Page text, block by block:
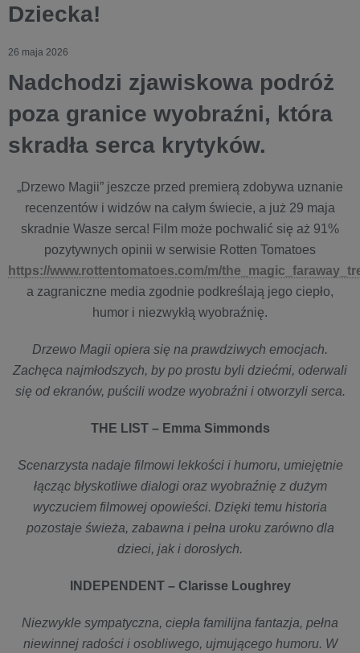
Dziecka!
26 maja 2026
Nadchodzi zjawiskowa podróż
poza granice wyobraźni, która
skradła serca krytyków.
„Drzewo Magii” jeszcze przed premierą zdobywa uznanie
recenzentów i widzów na całym świecie, a już 29 maja
skradnie Wasze serca! Film może pochwalić się aż 91%
pozytywnych opinii w serwisie Rotten Tomatoes
https://www.rottentomatoes.com/m/
a zagraniczne media zgodnie podkreślają jego ciepło,
humor i niezwykłą wyobraźnię.
Drzewo Magii opiera się na prawdziwych emocjach.
Zachęca najmłodszych, by po prostu byli dziećmi, oderwali
się od ekranów, puścili wodze wyobraźni i otworzyli serca.
THE LIST – Emma Simmonds
Scenarzysta nadaje filmowi lekkości i humoru, umiejętnie
łącząc błyskotliwe dialogi oraz wyobraźnię z dużym
wyczuciem filmowej opowieści. Dzięki temu historia
pozostaje świeża, zabawna i pełna uroku zarówno dla
dzieci, jak i dorosłych.
INDEPENDENT – Clarisse Loughrey
Niezwykle sympatyczna, ciepła familijna fantazja, pełna
niewinnej radości i osobliwego, ujmującego humoru. W